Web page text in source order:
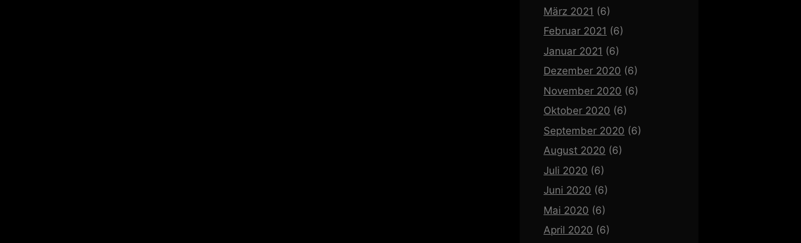
März 2021 (6)
Februar 2021 (6)
Januar 2021 (6)
Dezember 2020 (6)
November 2020 (6)
Oktober 2020 (6)
September 2020 (6)
August 2020 (6)
Juli 2020 (6)
Juni 2020 (6)
Mai 2020 (6)
April 2020 (6)